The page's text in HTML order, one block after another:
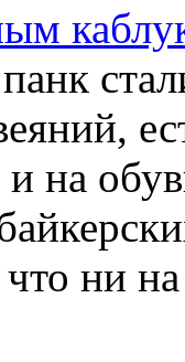
и на
ни